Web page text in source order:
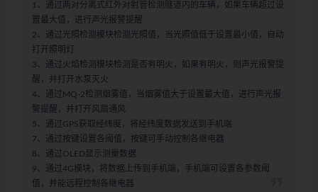
1、通过两对分离式红外对射管检测隧道内的车辆，如果车辆超过设
置最大值，进行声光报警提醒
2、通过光照检测模块检测光照值，当光照值低于设置最小值，自动
打开照明灯
3、通过火焰检测模块检测是否有明火，如果有明火，则声光报警提
醒，并打开水泵灭火
4、通过MQ-2检测烟雾值，当烟雾值大于设置最大值，进行声光报
警提醒，并打开风扇通风
5、通过GPS获取经纬度，将经纬度数据发送到手机端
7、通过按键设置各阈值，按键可手动控制各继电器
8、通过OLED显示测量数据
9、通过4G模块，将数据上传到手机端，手机端可设置各参数阈
值，并能远程控制各继电器